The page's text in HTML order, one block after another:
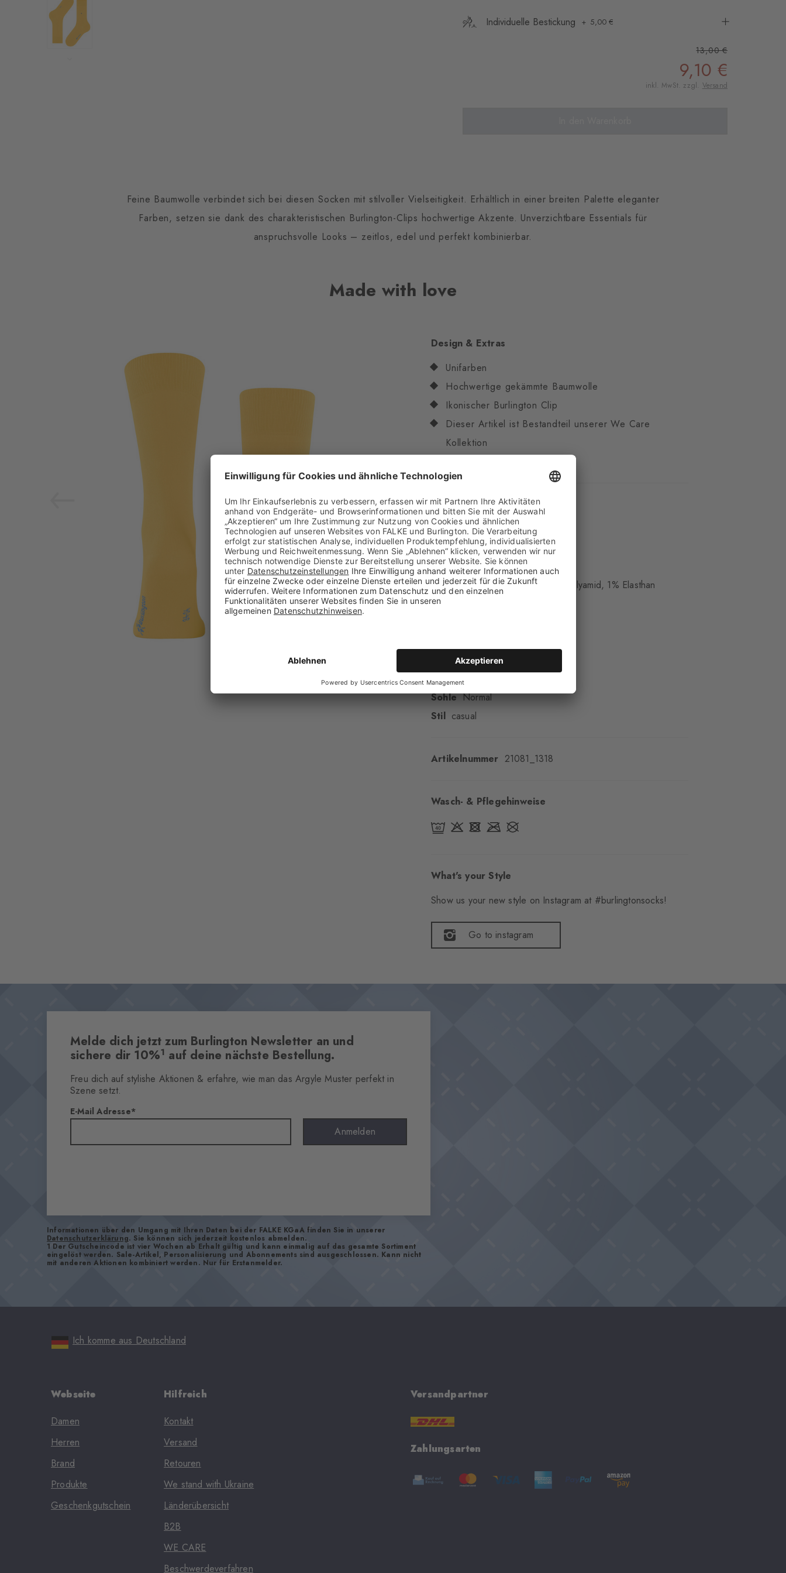
Individuelle Bestickung 5,00 €
13,00 €
9,10 €
inkl. MwSt. zzgl. Versand
Feine Baumwolle verbindet sich bei diesen Socken mit stilvoller Vielseitigkeit. Erhältlich in einer breiten Palette eleganter
Farben, setzen sie dank des charakteristischen Burlington-Clips hochwertige Akzente. Unverzichtbare Essentials für
anspruchsvolle Looks – zeitlos, edel und perfekt kombinierbar.
Made with love
Design & Extras
Unifarben
Hochwertige gekämmte Baumwolle
Ikonischer Burlington Clip
Dieser Artikel ist Bestandteil unserer We Care
Kollektion
Eigenschaften
Geschlecht Herren
Muster Uni
Transparenz Blickdicht
Material 83% Baumwolle, 16% Polyamid, 1% Elasthan
Optik
Bündchenart Gerippt
Polsterung
Sohle Normal
Stil casual
Artikelnummer 21081_1318
Wasch- & Pflegehinweise
What's your Style
Show us your new style on Instagram at #burlingtonsocks!
Go to instagram
Melde dich jetzt zum Burlington Newsletter an und
sichere dir 10%1 auf deine nächste Bestellung.
Freu dich auf stylishe Aktionen & erfahre, wie man das Argyle Muster perfekt in
Szene setzt.
E-Mail Adresse
Anmelden
Informationen über den Umgang mit Ihren Daten bei der FALKE KGaA finden Sie in unserer
Datenschutzerklärung. Sie können sich jederzeit kostenlos abmelden.
1 Der Gutscheincode ist vier Wochen ab Erhalt gültig und kann einmalig auf das gesamte Sortiment
eingelöst werden. Sale-Artikel, Personalisierung und Abonnements sind ausgeschlossen. Kann nicht
mit anderen Aktionen kombiniert werden. Nur für Erstanmelder.
Ich komme aus Deutschland
Webseite
Damen
Herren
Brand
Produkte
Geschenkgutschein
Hilfreich
Kontakt
Versand
Retouren
We stand with Ukraine
Länderübersicht
B2B
WE CARE
Beschwerdeverfahren
Versandpartner
Zahlungsarten